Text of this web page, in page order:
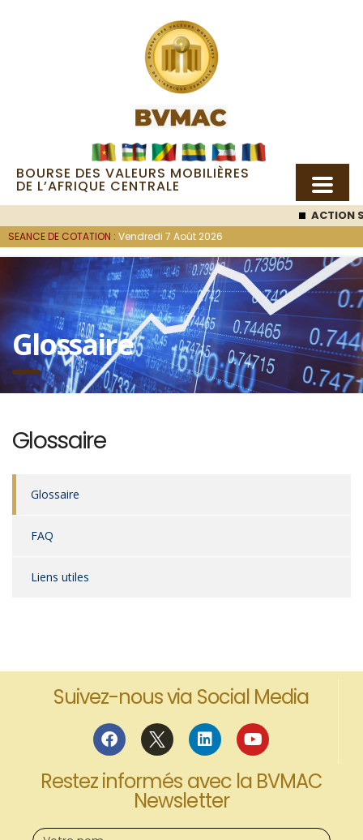
BOURSE DES VALEURS MOBILIÈRES
DE L’AFRIQUE CENTRALE
ACTION SEMC: 53
SEANCE DE COTATION : Vendredi 7 Août 2026
Glossaire
Glossaire
Glossaire
FAQ
Liens utiles
Suivez-nous via Social Media
Restez informés avec la BVMAC
Newsletter